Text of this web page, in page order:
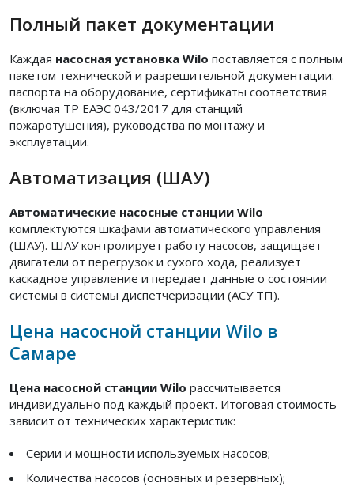
Полный пакет документации
Каждая насосная установка Wilo поставляется с полным
пакетом технической и разрешительной документации:
паспорта на оборудование, сертификаты соответствия
(включая ТР ЕАЭС 043/2017 для станций
пожаротушения), руководства по монтажу и
эксплуатации.
Автоматизация (ШАУ)
Автоматические насосные станции Wilo
комплектуются шкафами автоматического управления
(ШАУ). ШАУ контролирует работу насосов, защищает
двигатели от перегрузок и сухого хода, реализует
каскадное управление и передает данные о состоянии
системы в системы диспетчеризации (АСУ ТП).
Цена насосной станции Wilo в
Самаре
Цена насосной станции Wilo рассчитывается
индивидуально под каждый проект. Итоговая стоимость
зависит от технических характеристик:
Серии и мощности используемых насосов;
Количества насосов (основных и резервных);